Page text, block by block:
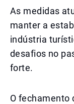
As medidas
manter a
indústria
desafios no
forte.
O fechamento